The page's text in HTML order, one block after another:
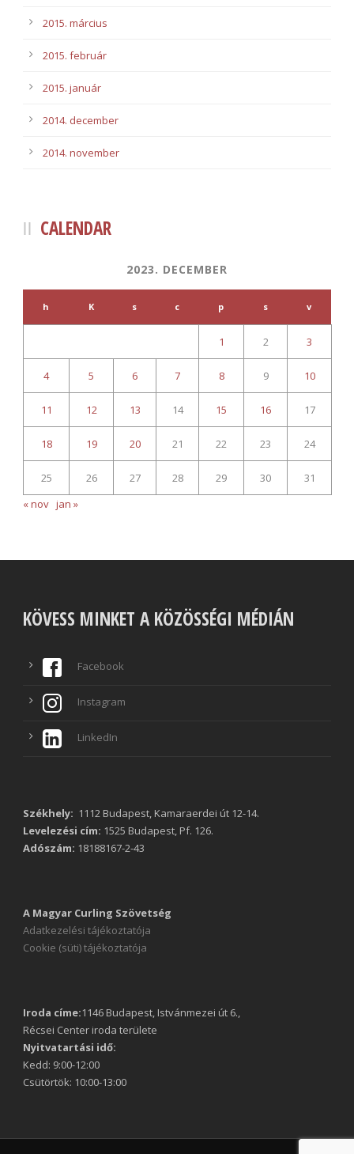
2015. március
2015. február
2015. január
2014. december
2014. november
CALENDAR
2023. DECEMBER
h K s c p s v
1 2 3
4 5 6 7 8 9 10
11 12 13 14 15 16 17
18 19 20 21 22 23 24
25 26 27 28 29 30
31
« nov jan »
KÖVESS MINKET A KÖZÖSSÉGI MÉDIÁN
Facebook
Instagram
LinkedIn
Székhely: 1112 Budapest, Kamaraerdei út 12-14.
Levelezési cím: 1525 Budapest, Pf. 126.
Adószám: 18188167-2-43
A Magyar Curling Szövetség
Adatkezelési tájékoztatója
Cookie (süti) tájékoztatója
Iroda címe:1146 Budapest, Istvánmezei út 6.,
Récsei Center iroda területe
Nyitvatartási idő:
Kedd: 9:00-12:00
Csütörtök: 10:00-13:00